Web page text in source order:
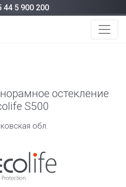
44 5 900 200
остекление
S500
обл.